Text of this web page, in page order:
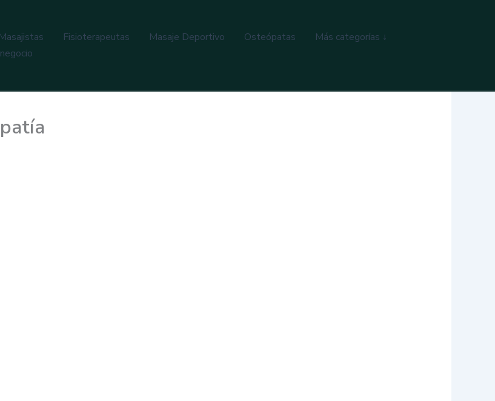
Masajistas Fisioterapeutas Masaje Deportivo Osteópatas
Más categorías ↓